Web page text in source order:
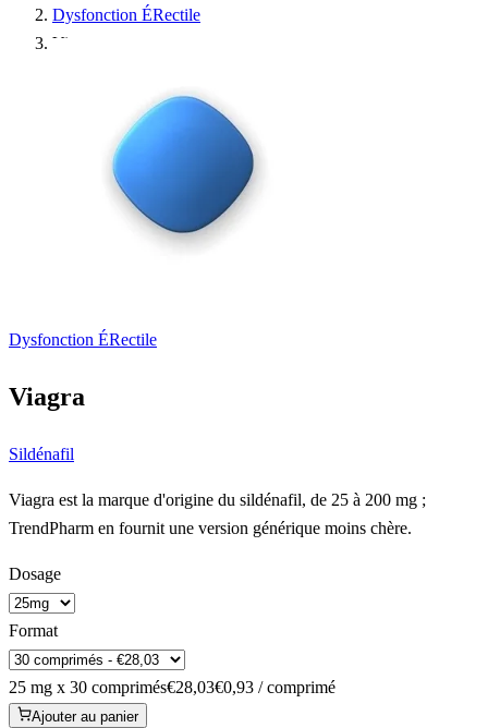
Dysfonction ÉRectile
Viagra
Dysfonction ÉRectile
Viagra
Sildénafil
Viagra est la marque d'origine du sildénafil, de 25 à 200 mg ;
TrendPharm en fournit une version générique moins chère.
Dosage
Format
25 mg x 30 comprimés€28,03€0,93 / comprimé
Ajouter au panier